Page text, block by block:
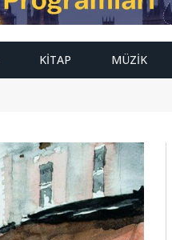
KITAP MÜZIK